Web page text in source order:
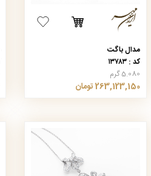
مدال باگت
کد : ۱۳۷۸۳
5.080 گرم
263,123,150 تومان